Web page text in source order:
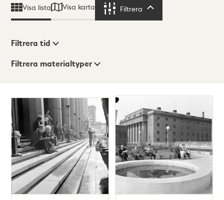
Visa lista Visa karta Filtrera
Visningsläge
ListaKarta
Filtrera tid
Filtrera materialtyper
182träffar